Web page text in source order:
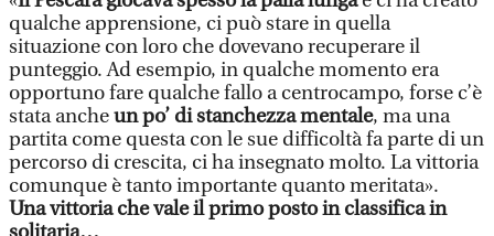
qualche apprensione, ci può stare in quella
situazione con loro che dovevano recuperare il
punteggio. Ad esempio, in qualche momento era
opportuno fare qualche fallo a centrocampo, forse c’è
stata ancheun po’ di stanchezza mentale, ma una
partita come questa con le sue difficoltà fa parte di un
percorso di crescita, ci ha insegnato molto. La vittoria
comunque è tanto importante quanto meritata».
Una vittoria che vale il primo posto in classifica in